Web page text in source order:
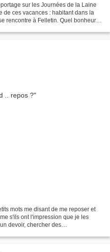
sur les Journées de la Laine
de ces vacances : habitant dans la
rencontre à Felletin. Quel bonheur
mots me disant de me reposer et
s'ils ont l'impression que je les
devoir, chercher des